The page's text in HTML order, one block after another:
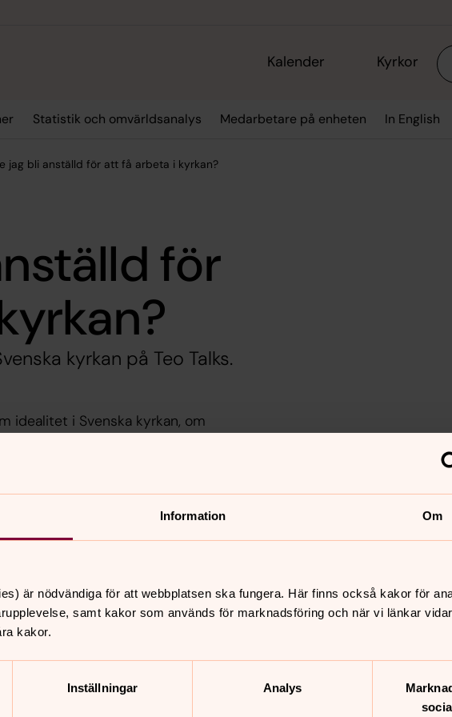
Information Om
är nödvändiga för att webbplatsen ska fungera. Här finns också kakor för
samt kakor som används för marknadsföring och när vi länkar
kakor.
Inställningar Analys
Kalender Kyrkor Sök
Statistik och omvärldsanalys Medarbetare på enheten In English
jag bli anställd för att få arbeta i kyrkan?
för
kyrkan på Teo Talks.
idealitet i Svenska kyrkan, om
Vad är det som skaver när kyrkan
som Kyrka?
för marknadsföring.